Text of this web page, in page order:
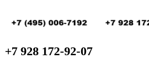
+7 928 172-92-07